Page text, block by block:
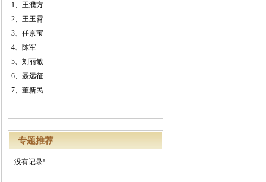
1、 王濮方
2、 王玉霄
3、 任京宝
4、 陈军
5、 刘丽敏
6、 聂远征
7、 董新民
专题推荐
没有记录!